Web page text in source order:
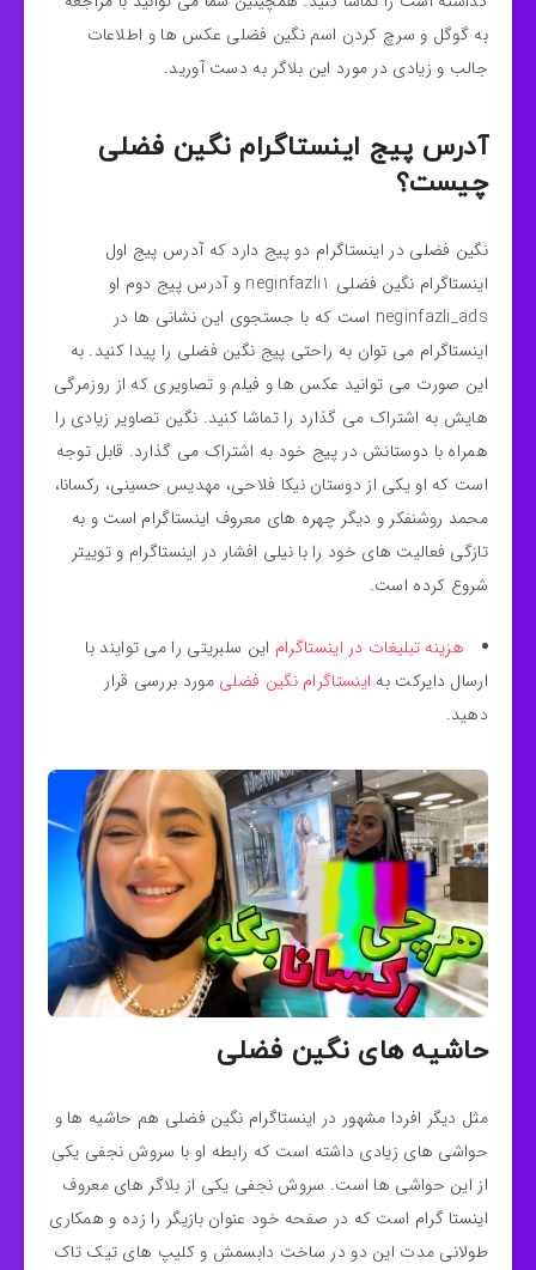
به گوگل و سرچ کردن اسم نگین فضلی عکس ها و اطلاعات
جالب و زیادی در مورد این بلاگر به دست آورید.
آدرس پیج اینستاگرام نگین فضلی
چیست؟
نگین فضلی در اینستاگرام دو پیج دارد که آدرس پیج اول
اینستاگرام نگین فضلی neginfazli1 و آدرس پیج دوم او
neginfazli_ads است که با جستجوی این نشانی ها در
اینستاگرام می توان به راحتی پیج نگین فضلی را پیدا کنید. به
این صورت می توانید عکس ها و فیلم و تصاویری که از روزمرگی
هایش به اشتراک می گذارد را تماشا کنید. نگین تصاویر زیادی را
همراه با دوستانش در پیج خود به اشتراک می گذارد. قابل توجه
است که او یکی از دوستان نیکا فلاحی، مهدیس حسینی، رکسانا،
محمد روشنفکر و دیگر چهره های معروف اینستاگرام است و به
تازگی فعالیت های خود را با نیلی افشار در اینستاگرام و توییتر
شروع کرده است.
هزینه تبلیغات در اینستاگرام این سلبریتی را می توایند با
ارسال دایرکت به اینستاگرام نگین فضلی مورد بررسی قرار
دهید.
حاشیه های نگین فضلی
مثل دیگر افردا مشهور در اینستاگرام نگین فضلی هم حاشیه ها و
حواشی های زیادی داشته است که رابطه او با سروش نجفی یکی
از این حواشی ها است. سروش نجفی یکی از بلاگر های معروف
اینستا گرام است که در صفحه خود عنوان بازیگر را زده و همکاری
طولانی مدت این دو در ساخت دابسمش و کلیپ های تیک تاک